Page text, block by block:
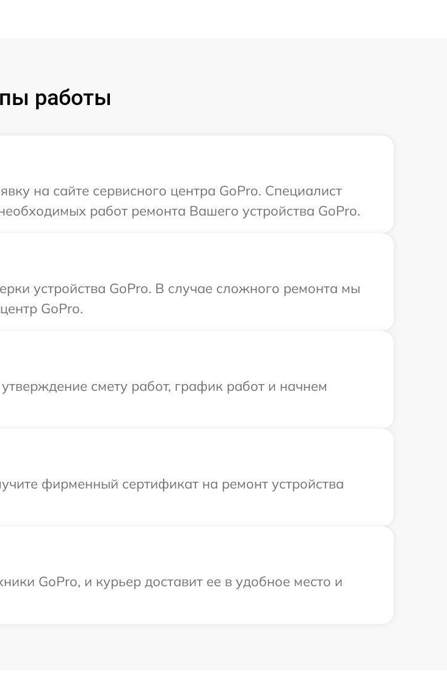
работы
на сайте сервисного центра GoPro. Специалист
работ ремонта Вашего устройства GoPro.
устройства GoPro. В случае сложного ремонта мы
GoPro.
смету работ, график работ и начнем
фирменный сертификат на ремонт устройства
GoPro, и курьер доставит ее в удобное место и